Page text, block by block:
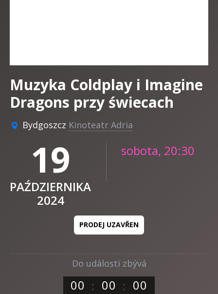
Do události zbývá
00 00 00
Muzyka Coldplay i Imagine
Dragons przy świecach
Bydgoszcz Kinoteatr Adria
19
PAŹDZIERNIKA
2024
sobota, 20:30
PRODEJ UZAVŘEN